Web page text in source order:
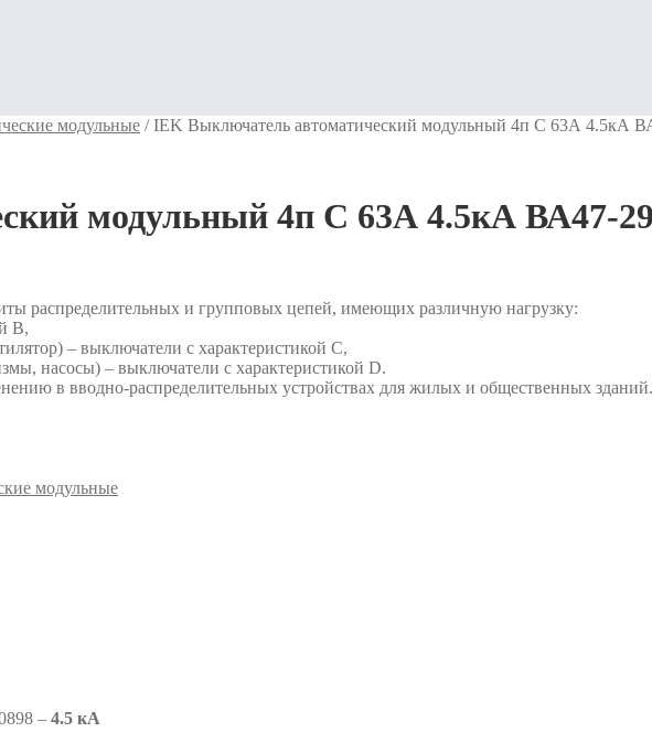
модульные /IEK Выключатель автоматический модульный 4п C 63А 4.5кА
модульный 4п C 63А 4.5кА ВА47-29
распределительных и групповых цепей, имеющих различную нагрузку:
В,
– выключатели с характеристикой C,
насосы) – выключатели с характеристикой D.
в вводно-распределительных устройствах для жилых и общественных зданий.
модульные
– 4.5 кА